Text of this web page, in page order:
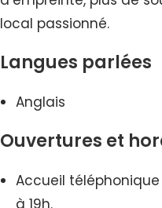
local passionné.
Langues parlées
Anglais
Ouvertures et
Accueil